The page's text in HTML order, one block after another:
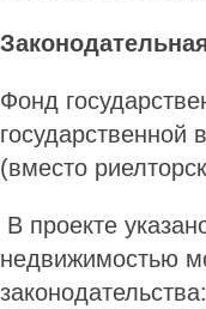
Фонд
государственной
(вместо
В проекте
недвижимостью